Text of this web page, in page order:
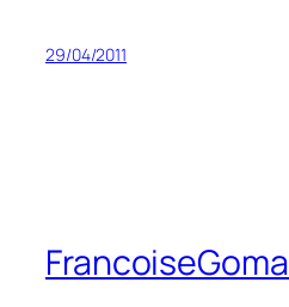
29/04/2011